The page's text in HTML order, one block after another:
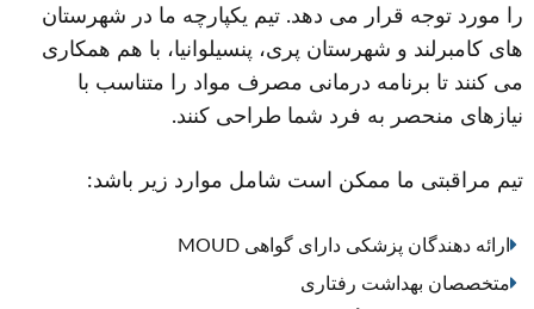
را مورد توجه قرار می دهد. تیم یکپارچه ما در شهرستان
های کامبرلند و شهرستان پری، پنسیلوانیا، با هم همکاری
می کنند تا برنامه درمانی مصرف مواد را متناسب با
نیازهای منحصر به فرد شما طراحی کنند.
تیم مراقبتی ما ممکن است شامل موارد زیر باشد:
ارائه دهندگان پزشکی دارای گواهی MOUD
متخصصان بهداشت رفتاری